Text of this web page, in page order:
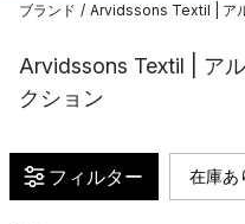
ブランド / Arvidssons Textil | ア
Arvidssons Textil | ア
クション
フィルター 在庫あ